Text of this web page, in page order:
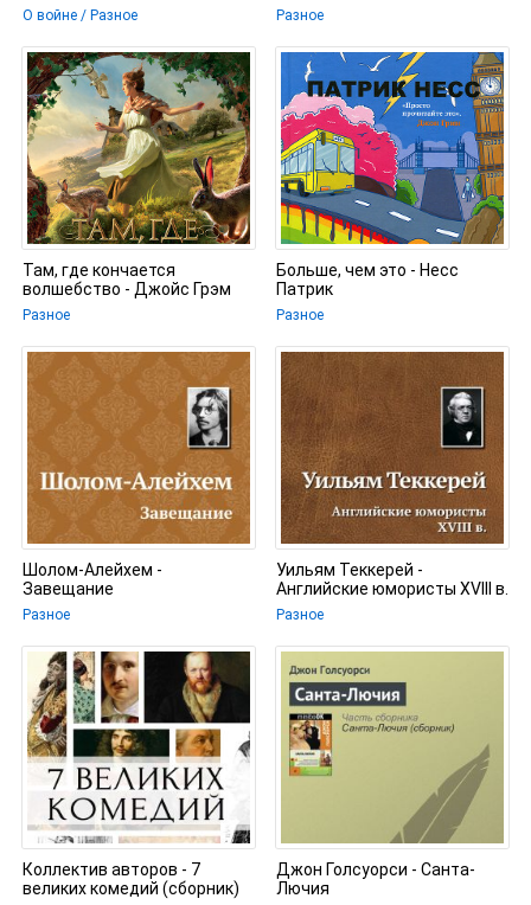
О войне / Разное Разное
Там, где кончается
волшебство - Джойс Грэм
Разное
Больше, чем это - Несс
Патрик
Разное
Шолом-Алейхем -
Завещание
Разное
Уильям Теккерей -
Английские юмористы XVIII в.
Разное
Коллектив авторов - 7
великих комедий (сборник)
Джон Голсуорси - Санта-
Лючия